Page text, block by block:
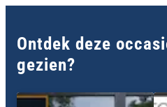
Ontdek deze
gezien?